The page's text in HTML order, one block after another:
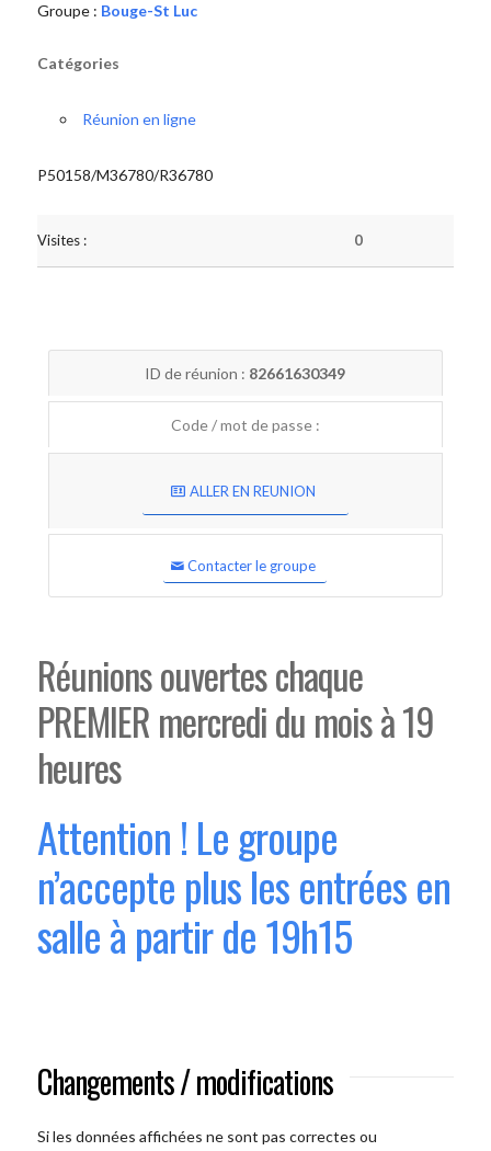
Groupe : Bouge-St Luc
Catégories
Réunion en ligne
P50158/M36780/R36780
Visites : 0
ID de réunion : 82661630349
Code / mot de passe :
ALLER EN REUNION
Contacter le groupe
Réunions ouvertes chaque
PREMIER mercredi du mois à 19
heures
Attention ! Le groupe
n’accepte plus les entrées en
salle à partir de 19h15
Changements / modifications
Si les données affichées ne sont pas correctes ou